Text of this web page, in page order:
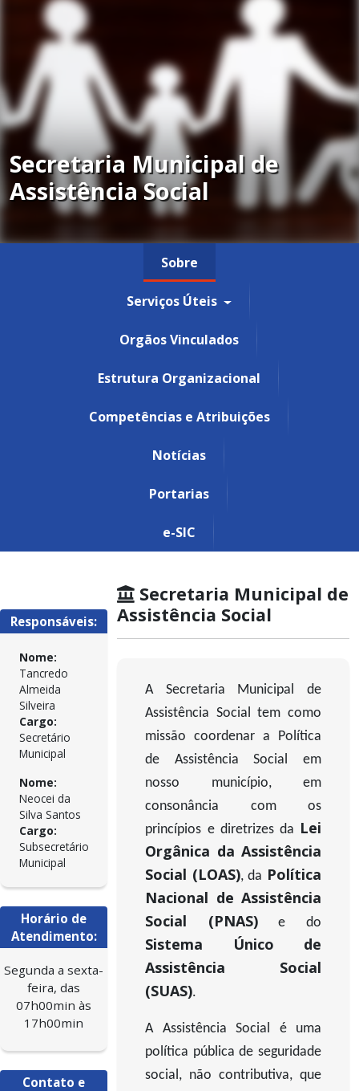
Secretaria Municipal de
Assistência Social
Sobre
Serviços Úteis
Orgãos Vinculados
Estrutura Organizacional
Competências e Atribuições
Notícias
Portarias
e-SIC
Responsáveis:
Nome:
Tancredo
Almeida
Silveira
Cargo:
Secretário
Municipal
Nome:
Neocei da
Silva Santos
Cargo:
Subsecretário
Municipal
Horário de
Atendimento:
Segunda a sexta-
feira, das
07h00min às
17h00min
Contato e
Secretaria Municipal de
Assistência Social
A Secretaria Municipal de
Assistência Social tem como
missão coordenar a Política
de Assistência Social em
nosso município, em
consonância com os
princípios e diretrizes da Lei
Orgânica da Assistência
Social (LOAS), da Política
Nacional de Assistência
Social (PNAS)e do
Sistema Único de
Assistência Social
(SUAS).
A Assistência Social é uma
política pública de seguridade
social, não contributiva, que